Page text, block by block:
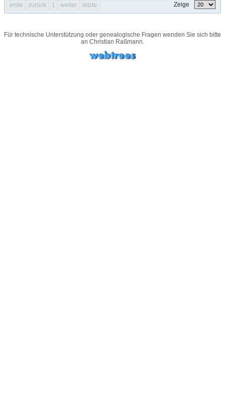
erste zurück 1 weiter letzte Zeige
Für technische Unterstützung oder genealogische Fragen wenden Sie sich bitte
an Christian Raßmann.